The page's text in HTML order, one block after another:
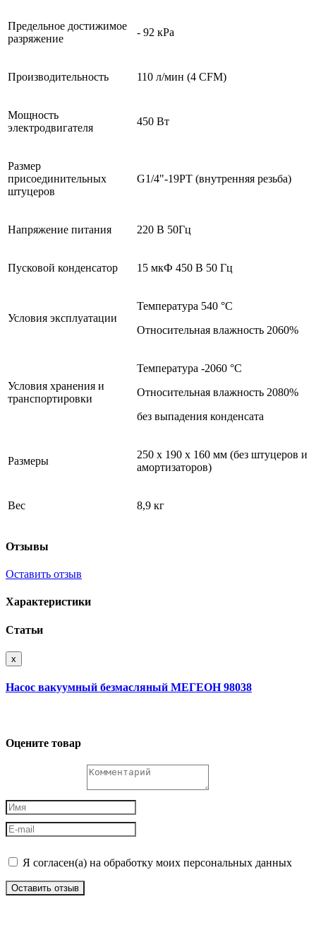
Предельное достижимое
разряжение
- 92 кРа
Производительность 110 л/мин (4 CFM)
Мощность
электродвигателя
450 Вт
Размер
присоединительных
штуцеров
G1/4"-19PT (внутренняя резьба)
Напряжение питания 220 В 50Гц
Пусковой конденсатор 15 мкФ 450 В 50 Гц
Условия эксплуатации
Температура 540 °С
Относительная влажность 2060%
Условия хранения и
транспортировки
Температура -2060 °С
Относительная влажность 2080%
без выпадения конденсата
Размеры
250 х 190 х 160 мм (без штуцеров и
амортизаторов)
Вес 8,9 кг
Отзывы
Оставить отзыв
Характеристики
Статьи
x
Насос вакуумный безмасляный МЕГЕОН 98038
Оцените товар
Я согласен(а) на обработку моих персональных данных
Оставить отзыв